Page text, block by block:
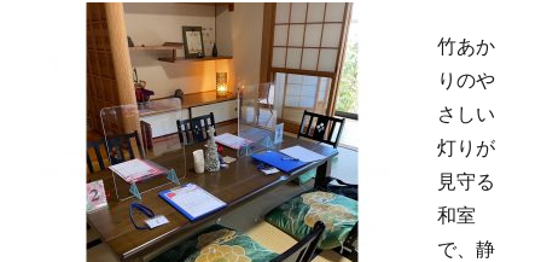
竹あか
りのや
さしい
灯りが
見守る
和室
で、静